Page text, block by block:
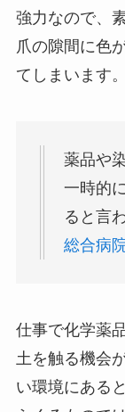
強力なので、
爪の隙間に色
てしまいます。
薬品や
一時的
ると言
総合病
仕事で化学薬
土を触る機会
い環境にある